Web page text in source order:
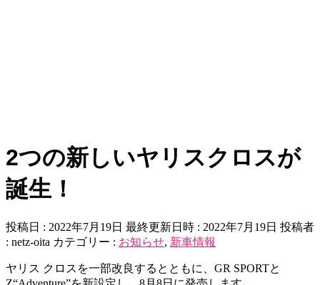
2つの新しいヤリスクロスが
誕生！
投稿日 : 2022年7月19日 最終更新日時 : 2022年7月19日 投稿者
: netz-oita カテゴリー : お知らせ, 新車情報
ヤリス クロスを一部改良するとともに、GR SPORTと